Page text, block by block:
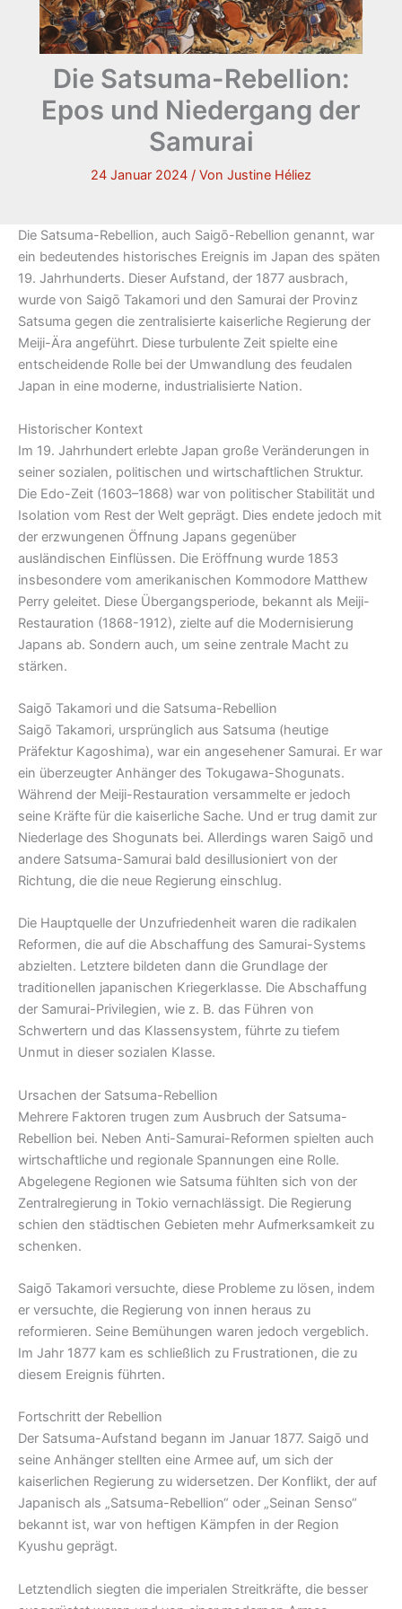
Die Satsuma-Rebellion:
Epos und Niedergang der
Samurai
24 Januar 2024 / Von Justine Héliez
Die Satsuma-Rebellion, auch Saigō-Rebellion genannt, war
ein bedeutendes historisches Ereignis im Japan des späten
19. Jahrhunderts. Dieser Aufstand, der 1877 ausbrach,
wurde von Saigō Takamori und den Samurai der Provinz
Satsuma gegen die zentralisierte kaiserliche Regierung der
Meiji-Ära angeführt. Diese turbulente Zeit spielte eine
entscheidende Rolle bei der Umwandlung des feudalen
Japan in eine moderne, industrialisierte Nation.
Historischer Kontext
Im 19. Jahrhundert erlebte Japan große Veränderungen in
seiner sozialen, politischen und wirtschaftlichen Struktur.
Die Edo-Zeit (1603–1868) war von politischer Stabilität und
Isolation vom Rest der Welt geprägt. Dies endete jedoch mit
der erzwungenen Öffnung Japans gegenüber
ausländischen Einflüssen. Die Eröffnung wurde 1853
insbesondere vom amerikanischen Kommodore Matthew
Perry geleitet. Diese Übergangsperiode, bekannt als Meiji-
Restauration (1868-1912), zielte auf die Modernisierung
Japans ab. Sondern auch, um seine zentrale Macht zu
stärken.
Saigō Takamori und die Satsuma-Rebellion
Saigō Takamori, ursprünglich aus Satsuma (heutige
Präfektur Kagoshima), war ein angesehener Samurai. Er war
ein überzeugter Anhänger des Tokugawa-Shogunats.
Während der Meiji-Restauration versammelte er jedoch
seine Kräfte für die kaiserliche Sache. Und er trug damit zur
Niederlage des Shogunats bei. Allerdings waren Saigō und
andere Satsuma-Samurai bald desillusioniert von der
Richtung, die die neue Regierung einschlug.
Die Hauptquelle der Unzufriedenheit waren die radikalen
Reformen, die auf die Abschaffung des Samurai-Systems
abzielten. Letztere bildeten dann die Grundlage der
traditionellen japanischen Kriegerklasse. Die Abschaffung
der Samurai-Privilegien, wie z. B. das Führen von
Schwertern und das Klassensystem, führte zu tiefem
Unmut in dieser sozialen Klasse.
Ursachen der Satsuma-Rebellion
Mehrere Faktoren trugen zum Ausbruch der Satsuma-
Rebellion bei. Neben Anti-Samurai-Reformen spielten auch
wirtschaftliche und regionale Spannungen eine Rolle.
Abgelegene Regionen wie Satsuma fühlten sich von der
Zentralregierung in Tokio vernachlässigt. Die Regierung
schien den städtischen Gebieten mehr Aufmerksamkeit zu
schenken.
Saigō Takamori versuchte, diese Probleme zu lösen, indem
er versuchte, die Regierung von innen heraus zu
reformieren. Seine Bemühungen waren jedoch vergeblich.
Im Jahr 1877 kam es schließlich zu Frustrationen, die zu
diesem Ereignis führten.
Fortschritt der Rebellion
Der Satsuma-Aufstand begann im Januar 1877. Saigō und
seine Anhänger stellten eine Armee auf, um sich der
kaiserlichen Regierung zu widersetzen. Der Konflikt, der auf
Japanisch als „Satsuma-Rebellion“ oder „Seinan Senso“
bekannt ist, war von heftigen Kämpfen in der Region
Kyushu geprägt.
Letztendlich siegten die imperialen Streitkräfte, die besser